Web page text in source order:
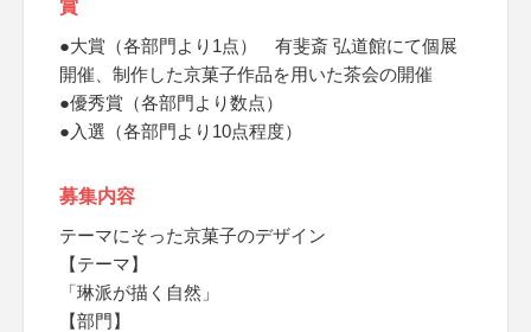
賞
●大賞（各部門より1点） 有斐斎 弘道館にて個展
開催、制作した京菓子作品を用いた茶会の開催
●優秀賞（各部門より数点）
●入選（各部門より10点程度）
募集内容
テーマにそった京菓子のデザイン
【テーマ】
「琳派が描く自然」
【部門】